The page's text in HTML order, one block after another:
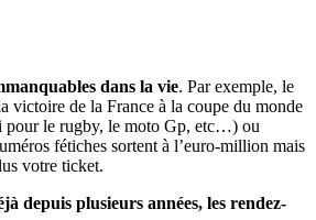
dans la vie. Par exemple, le
victoire de la France à la coupe du monde
pour le rugby, le moto Gp, etc…) ou
fétiches sortent à l’euro-million mais
votre ticket.
depuis plusieurs années, les rendez-